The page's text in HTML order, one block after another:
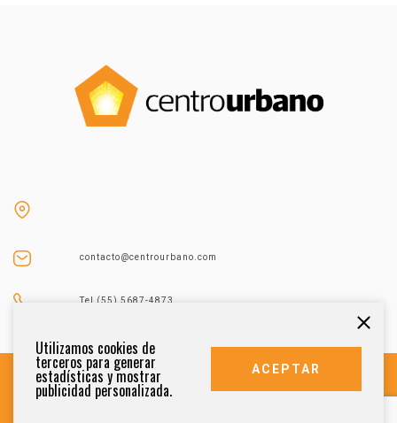
contacto@centrourbano.com
Tel (55) 5687-4873
Utilizamos cookies de
terceros para generar
estadísticas y mostrar
publicidad personalizada.
ACEPTAR